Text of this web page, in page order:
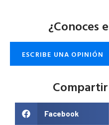
¿Conoces
ESCRIBE UNA OPINIÓN
Facebook